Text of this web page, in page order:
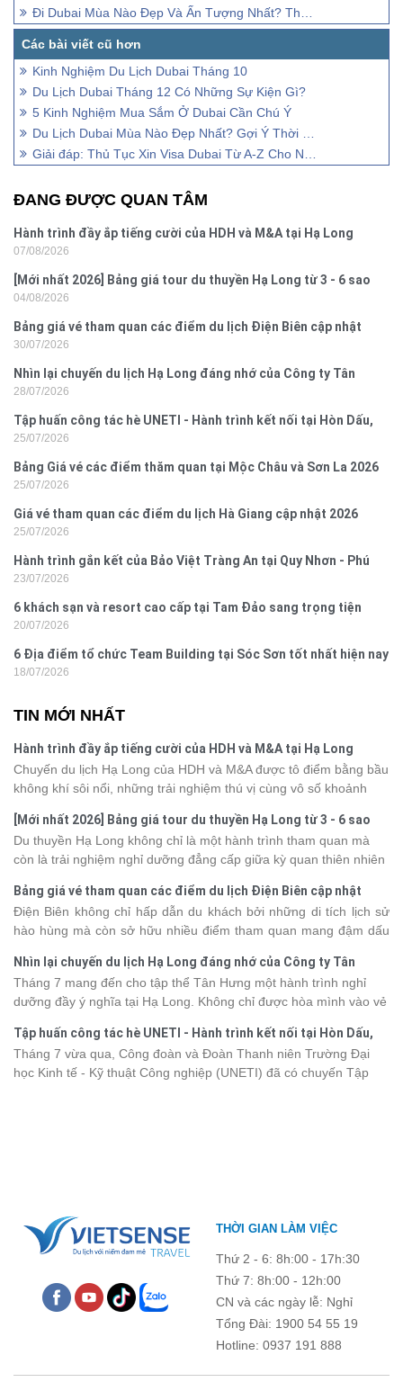
Đi Dubai Mùa Nào Đẹp Và Ấn Tượng Nhất? Thời Tiết Dubai?
Kinh Nghiệm Du Lịch Dubai Tháng 10
Du Lịch Dubai Tháng 12 Có Những Sự Kiện Gì?
5 Kinh Nghiệm Mua Sắm Ở Dubai Cần Chú Ý
Du Lịch Dubai Mùa Nào Đẹp Nhất? Gợi Ý Thời Điểm Lý Tưởng
Giải đáp: Thủ Tục Xin Visa Dubai Từ A-Z Cho Người Mới
ĐANG ĐƯỢC QUAN TÂM
Hành trình đầy ắp tiếng cười của HDH và M&A tại Hạ Long
07/08/2026
[Mới nhất 2026] Bảng giá tour du thuyền Hạ Long từ 3 - 6 sao
04/08/2026
Bảng giá vé tham quan các điểm du lịch Điện Biên cập nhật
2026
30/07/2026
Nhìn lại chuyến du lịch Hạ Long đáng nhớ của Công ty Tân
Hưng 2026
28/07/2026
Tập huấn công tác hè UNETI - Hành trình kết nối tại Hòn Dấu,
Đồ Sơn
25/07/2026
Bảng Giá vé các điểm thăm quan tại Mộc Châu và Sơn La 2026
25/07/2026
Giá vé tham quan các điểm du lịch Hà Giang cập nhật 2026
25/07/2026
Hành trình gắn kết của Bảo Việt Tràng An tại Quy Nhơn - Phú
Yên
23/07/2026
6 khách sạn và resort cao cấp tại Tam Đảo sang trọng tiện
nghi
20/07/2026
6 Địa điểm tổ chức Team Building tại Sóc Sơn tốt nhất hiện nay
18/07/2026
TIN MỚI NHẤT
Hành trình đầy ắp tiếng cười của HDH và M&A tại Hạ Long
Chuyến du lịch Hạ Long của HDH và M&A được tô điểm bằng bầu
không khí sôi nổi, những trải nghiệm thú vị cùng vô số khoảnh
phút giây đồng hành bên nhau, tất cả đã tạo nên một chuyến đi
tràn đầy cảm xúc và dấu ấn khó quên.
[Mới nhất 2026] Bảng giá tour du thuyền Hạ Long từ 3 - 6 sao
Du thuyền Hạ Long không chỉ là một hành trình tham quan mà
còn là trải nghiệm nghỉ dưỡng đẳng cấp giữa kỳ quan thiên nhiên
khác nhau, khiến nhiều du khách băn khoăn khi lựa chọn. Bài viết
dưới đây sẽ cập nhật bảng giá tour du thuyền Hạ Long mới nhất
2026 từ 3 - 6 sao, giúp bạn dễ dàng so sánh và tìm được hành
trình phù hợp với nhu cầu cũng như ngân sách.
Bảng giá vé tham quan các điểm du lịch Điện Biên cập nhật
2026
Điện Biên không chỉ hấp dẫn du khách bởi những di tích lịch sử
hào hùng mà còn sở hữu nhiều điểm tham quan mang đậm dấu
phá vùng đất này, việc cập nhật trước giá vé sẽ giúp bạn chủ
động hơn trong lịch trình và chi phí. Cùng Vietsense Travel tham
khảo bảng giá vé tham quan các điểm du lịch Điện Biênmới nhất
năm 2026 ngay dưới đây.
Nhìn lại chuyến du lịch Hạ Long đáng nhớ của Công ty Tân
Hưng 2026
Tháng 7 mang đến cho tập thể Tân Hưng một hành trình nghỉ
dưỡng đầy ý nghĩa tại Hạ Long. Không chỉ được hòa mình vào vẻ
kết, sẻ chia và lưu giữ nhiều khoảnh khắc đáng nhớ. Hãy cùng
nhìn lại chuyến đi ngập tràn niềm vui và những trải nghiệm khó
quên.
Tập huấn công tác hè UNETI - Hành trình kết nối tại Hòn Dấu,
Đồ Sơn
Tháng 7 vừa qua, Công đoàn và Đoàn Thanh niên Trường Đại
học Kinh tế - Kỹ thuật Công nghiệp (UNETI) đã có chuyến Tập
THỜI GIAN LÀM VIỆC
Thứ 2 - 6: 8h:00 - 17h:30
Thứ 7: 8h:00 - 12h:00
CN và các ngày lễ: Nghỉ
Tổng Đài: 1900 54 55 19
Hotline: 0937 191 888